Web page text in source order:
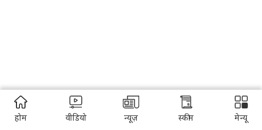
होम वीडियो न्यूज़ स्कीम मेन्यू